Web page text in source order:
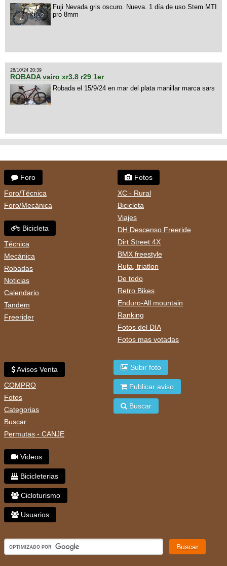
Fuji Nevada gris oscuro. Nueva. 1 día de uso Stem MTI
pro 8mm
28/10/24 20:39
ROBADA vairo xr3.8 r29 1er
Robada el 15/9/24 en mar del plata manillar marca sars
Foro
Foro/Técnica
Foro/Mecánica
Bicicleta
Técnica
Mecánica
Robadas
Noticias
Calendario
Tandem
Freerider
Fotos
XC - Rural
Bicicleta
Viajes
DH Descenso Freeride
Dirt Street 4X
BMX freestyle
Ruta, triatlon
De todo
Retro Bikes
Enduro-All mountain
Ranking
Fotos del DIA
Fotos mas votadas
Avisos Venta
COMPRO
Fotos
Categorias
Buscar
Permutas - CANJE
Videos
Bicicleterias
Cicloturismo
Usuarios
Subir foto
Publicar aviso
Buscar
Buscar